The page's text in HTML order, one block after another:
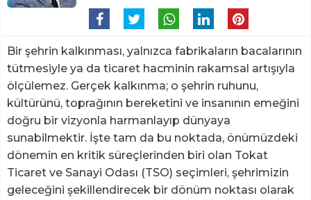
Bir şehrin kalkınması, yalnızca fabrikaların bacalarının
tütmesiyle ya da ticaret hacminin rakamsal artışıyla
ölçülemez. Gerçek kalkınma; o şehrin ruhunu,
kültürünü, toprağının bereketini ve insanının emeğini
doğru bir vizyonla harmanlayıp dünyaya
sunabilmektir. İşte tam da bu noktada, önümüzdeki
dönemin en kritik süreçlerinden biri olan Tokat
Ticaret ve Sanayi Odası (TSO) seçimleri, şehrimizin
geleceğini şekillendirecek bir dönüm noktası olarak